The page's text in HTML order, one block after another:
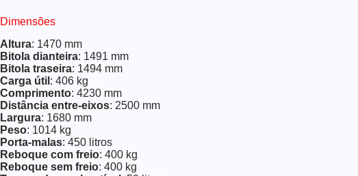
Dimensões
Altura: 1470 mm
Bitola dianteira: 1491 mm
Bitola traseira: 1494 mm
Carga útil : 406 kg
Comprimento: 4230 mm
Distância entre-eixos: 2500 mm
Largura: 1680 mm
Peso: 1014 kg
Porta-malas: 450 litros
Reboque com freio: 400 kg
Reboque sem freio: 400 kg